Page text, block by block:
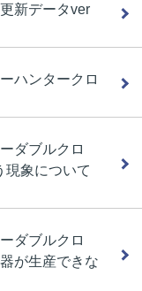
新データver
ハンタークロ
ダブルクロ
現象について
ダブルクロ
が生産できな